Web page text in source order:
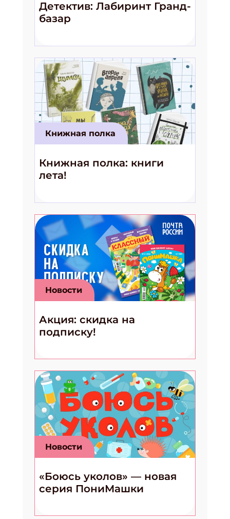
Детектив: Лабиринт Гранд-
базар
Книжная полка
Книжная полка: книги
лета!
Новости
Акция: скидка на
подписку!
Новости
«Боюсь уколов» — новая
серия ПониМашки